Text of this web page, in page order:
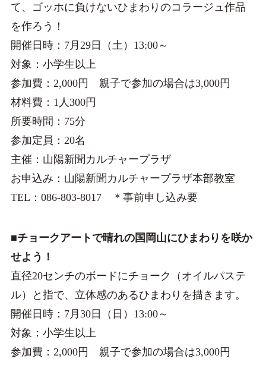
て、ゴッホに負けないひまわりのコラージュ作品
を作ろう！
開催日時：7月29日（土）13:00～
対象：小学生以上
参加費：2,000円 親子で参加の場合は3,000円
材料費：1人300円
所要時間：75分
参加定員：20名
主催：山陽新聞カルチャープラザ
お申込み：山陽新聞カルチャープラザ本部教室
TEL：086-803-8017 ＊事前申し込み要
■チョークアートで晴れの国岡山にひまわりを咲か
せよう！
直径20センチのボードにチョーク（オイルパステ
ル）と指で、立体感のあるひまわりを描きます。
開催日時：7月30日（日）13:00～
対象：小学生以上
参加費：2,000円 親子で参加の場合は3,000円